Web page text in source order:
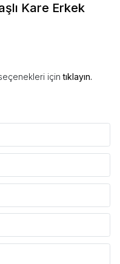
Kare Erkek
içintıklayın.